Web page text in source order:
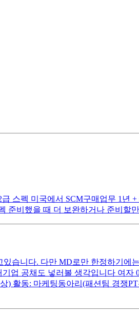
스펙 미국에서 SCM구매업무 1년
준비했을 때 더 보완하거나 준비할
습니다. 다만 MD로만 한정하기에
업 공채도 넣러볼 생각입니다 여
활동: 마케팅동아리(패션팀 경쟁